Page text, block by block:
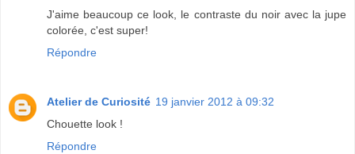
J'aime beaucoup ce look, le contraste du noir avec la jupe
colorée, c'est super!
Répondre
Atelier de Curiosité 19 janvier 2012 à 09:32
Chouette look !
Répondre